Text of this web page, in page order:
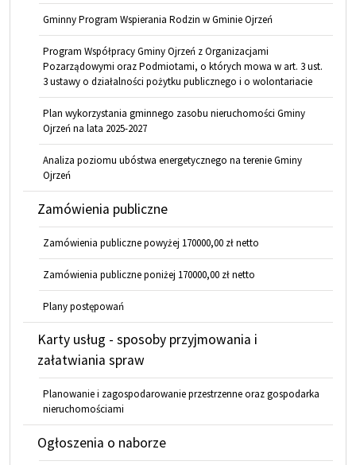
Gminny Program Wspierania Rodzin w Gminie Ojrzeń
Program Współpracy Gminy Ojrzeń z Organizacjami
Pozarządowymi oraz Podmiotami, o których mowa w art. 3 ust.
3 ustawy o działalności pożytku publicznego i o wolontariacie
Plan wykorzystania gminnego zasobu nieruchomości Gminy
Ojrzeń na lata 2025-2027
Analiza poziomu ubóstwa energetycznego na terenie Gminy
Ojrzeń
Zamówienia publiczne
Zamówienia publiczne powyżej 170000,00 zł netto
Zamówienia publiczne poniżej 170000,00 zł netto
Plany postępowań
Karty usług - sposoby przyjmowania i
załatwiania spraw
Planowanie i zagospodarowanie przestrzenne oraz gospodarka
nieruchomościami
Ogłoszenia o naborze